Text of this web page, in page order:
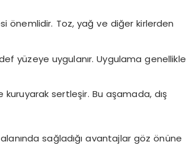
önemlidir. Toz, yağ ve diğer kirlerden
yüzeye uygulanır. Uygulama genellikle
sertleşir. Bu aşamada, dış
alanında sağladığı avantajlar göz önüne